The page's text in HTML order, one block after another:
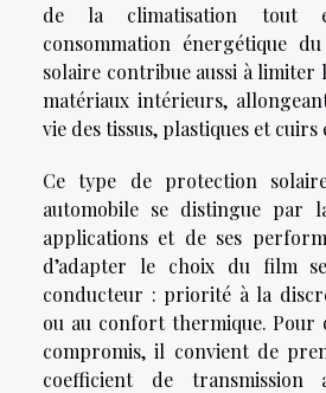
de la climatisation tout
consommation énergétique
solaire contribue aussi à limiter
matériaux intérieurs,
vie des tissus, plastiques et cuirs
Ce type de protection
automobile se distingue par
applications et de ses
d’adapter le choix du film
conducteur : priorité à la
ou au confort thermique. Pour
compromis, il convient de
coefficient de transmission